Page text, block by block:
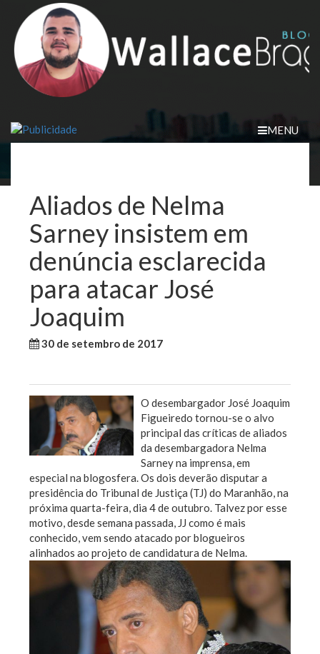
content
MENU
Aliados de Nelma
Sarney insistem em
denúncia esclarecida
para atacar José
Joaquim
30 de setembro de 2017
O desembargador José Joaquim
Figueiredo tornou-se o alvo
principal das críticas de aliados
da desembargadora Nelma
Sarney na imprensa, em
especial na blogosfera. Os dois deverão disputar a
presidência do Tribunal de Justiça (TJ) do Maranhão, na
próxima quarta-feira, dia 4 de outubro. Talvez por esse
motivo, desde semana passada, JJ como é mais
conhecido, vem sendo atacado por blogueiros
alinhados ao projeto de candidatura de Nelma.